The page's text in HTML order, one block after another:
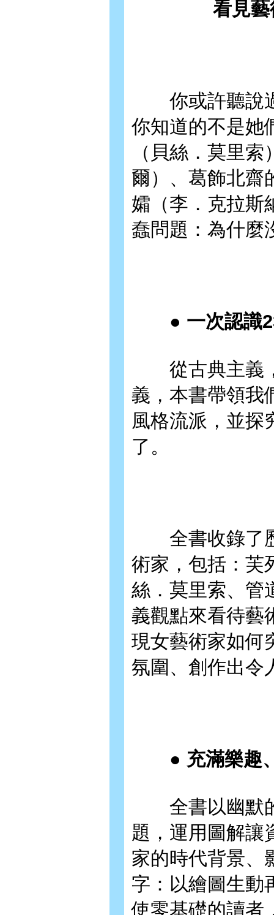
看見
你或許聽說過
你知道的不是她
（貝絲．莫里
爾）、葛飾北齋
孀（李．克拉
蠢問題：為什麼
● 一次認識23
從古典主義，
義，本書帶領我
風格流派，並探
了。
全書收錄了歷
術家，包括：芙
絲．莫里索、管
義觀點來看待藝
現女藝術家如何
氛圍、創作出令
● 充滿樂趣、
全書以幽默的
題，運用圖解讓
家的時代背景、
字：以繪圖生動
使零基礎的讀者